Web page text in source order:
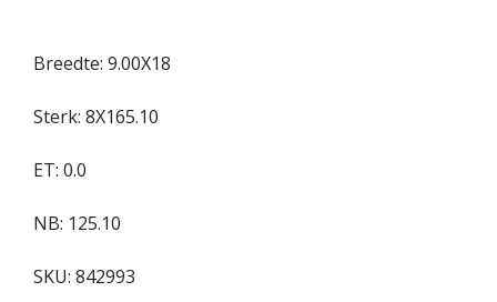
Breedte: 9.00X18
Sterk: 8X165.10
ET: 0.0
NB: 125.10
SKU: 842993